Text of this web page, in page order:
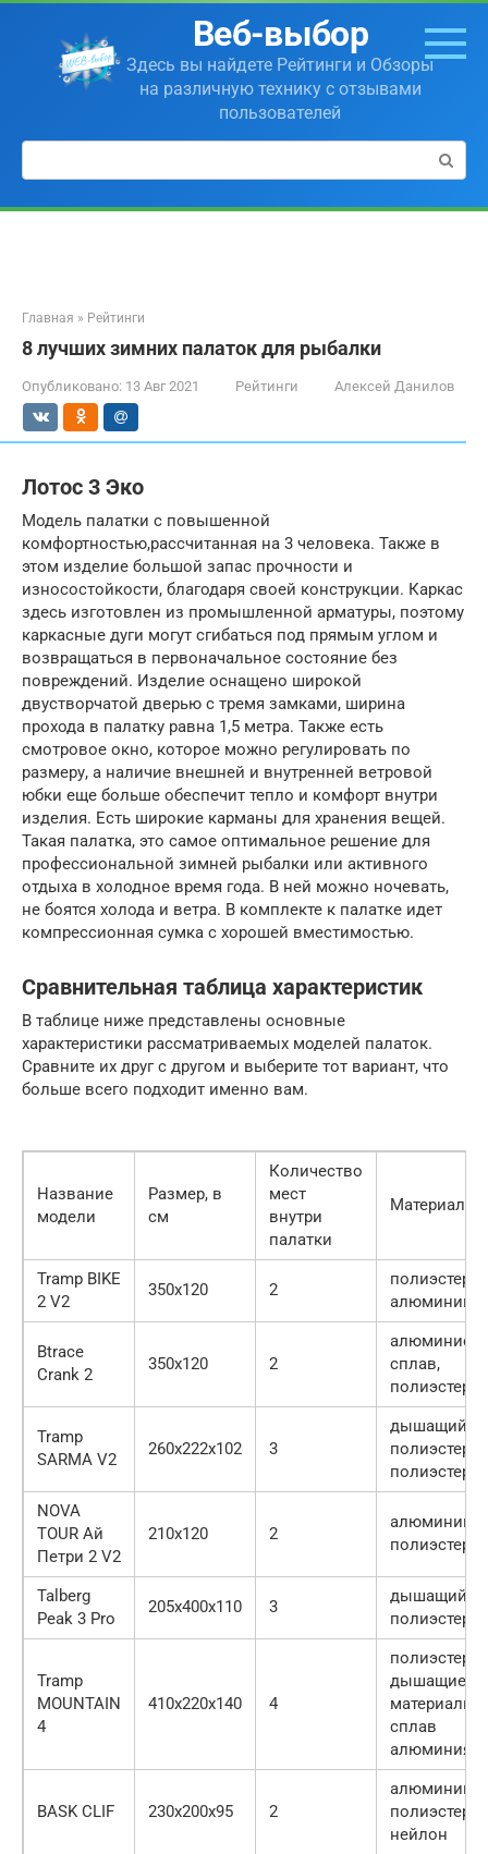
Перейти
контенту
Веб-выбор
Здесь вы найдете Рейтинги и Обзоры
на различную технику с отзывами
пользователей
Поиск:
Главная » Рейтинги
8 лучших зимних палаток для рыбалки
Опубликовано: 13 Авг 2021 Рейтинги Алексей Данилов
Лотос 3 Эко
Модель палатки с повышенной
комфортностью,рассчитанная на 3 человека. Также в
этом изделие большой запас прочности и
износостойкости, благодаря своей конструкции. Каркас
здесь изготовлен из промышленной арматуры, поэтому
каркасные дуги могут сгибаться под прямым углом и
возвращаться в первоначальное состояние без
повреждений. Изделие оснащено широкой
двустворчатой дверью с тремя замками, ширина
прохода в палатку равна 1,5 метра. Также есть
смотровое окно, которое можно регулировать по
размеру, а наличие внешней и внутренней ветровой
юбки еще больше обеспечит тепло и комфорт внутри
изделия. Есть широкие карманы для хранения вещей.
Такая палатка, это самое оптимальное решение для
профессиональной зимней рыбалки или активного
отдыха в холодное время года. В ней можно ночевать,
не боятся холода и ветра. В комплекте к палатке идет
компрессионная сумка с хорошей вместимостью.
Сравнительная таблица характеристик
В таблице ниже представлены основные
характеристики рассматриваемых моделей палаток.
Сравните их друг с другом и выберите тот вариант, что
больше всего подходит именно вам.
Название
модели
Размер, в
см
Количество
мест
внутри
палатки
Материалы
Tramp BIKE
2 V2
350х120 2
полиэстер,
алюминий
Btrace
Crank 2
350х120 2
сплав,
полиэстер
Tramp
SARMA V2
260х222х102 3
дышащий
полиэстер,
полиэстер
NOVA
TOUR Ай
Петри 2 V2
210х120 2
алюминий,
полиэстер
Talberg
Peak 3 Pro
205х400х110 3
дышащий
полиэстер
Tramp
MOUNTAIN
4
410х220х140 4
полиэстер,
дышащие
материалы,
сплав
алюминия
BASK CLIF 230х200х95 2
алюминий,
полиэстер,
нейлон